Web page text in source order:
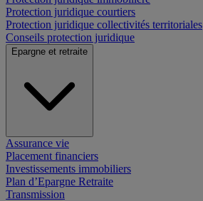
Protection juridique courtiers
Protection juridique collectivités territoriales
Conseils protection juridique
Epargne et retraite
Assurance vie
Placement financiers
Investissements immobiliers
Plan d’Epargne Retraite
Transmission